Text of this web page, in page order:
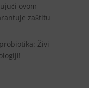
ovom
zaštitu
Živi